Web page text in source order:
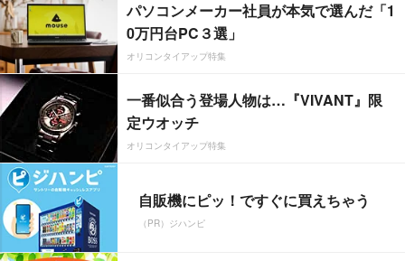
パソコンメーカー社員が本気で選んだ「1
0万円台PC３選」
オリコンタイアップ特集
一番似合う登場人物は…『VIVANT』限
定ウオッチ
オリコンタイアップ特集
自販機にピッ！ですぐに買えちゃう
（PR）ジハンピ